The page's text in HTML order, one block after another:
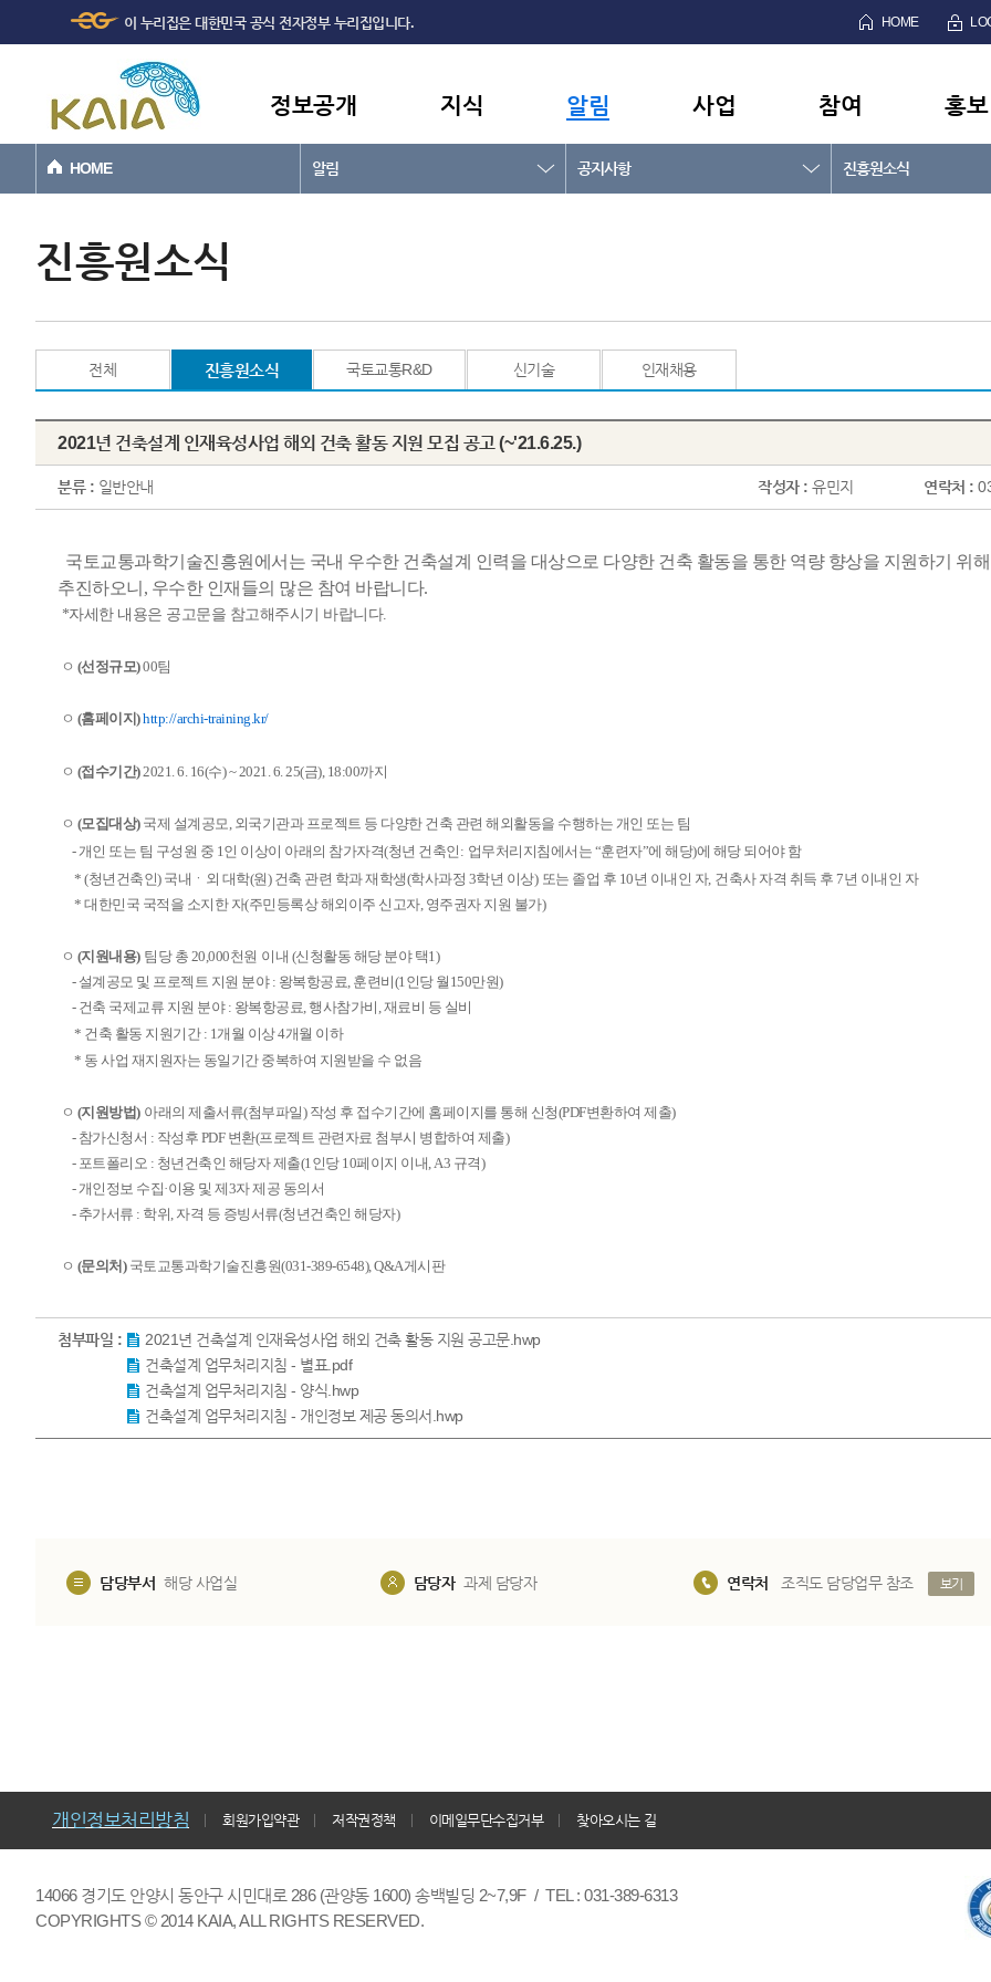
본문바로가기
이 누리집은 대한민국 공식 전자정부 누리집입니다. HOME
정보공개 지식 알림 사업 참여 홍보
HOME 알림 공지사항 진흥원소식
진흥원소식
전체 진흥원소식 국토교통R&D 신기술 인재채용
2021년 건축설계 인재육성사업 해외 건축 활동 지원 모집 공고 (~'21.6.25.)
분류 : 일반안내 작성자 : 유민지 연락처 :
국토교통과학기술진흥원에서는 국내 우수한 건축설계 인력을 대상으로 다양한 건축 활동을 통한 역량 향상을 지원하기 위
추진하오니, 우수한 인재들의 많은 참여 바랍니다.
*자세한 내용은 공고문을 참고해주시기 바랍니다.
ㅇ (선정규모)00팀
ㅇ (홈페이지)http://archi-training.kr/
ㅇ (접수기간)2021. 6. 16(수) ~ 2021. 6. 25(금), 18:00까지
ㅇ (모집대상) 국제 설계공모, 외국기관과 프로젝트 등 다양한 건축 관련 해외활동을 수행하는 개인 또는 팀
-개인 또는 팀 구성원 중 1인 이상이 아래의 참가자격(청년 건축인 : 업무처리지침에서는 “훈련자”에 해당)에 해당 되어야 함
* (청년건축인) 국내 ㆍ 외 대학(원) 건축 관련 학과 재학생(학사과정 3학년 이상) 또는 졸업 후 10년 이내인 자, 건축사 자격 취득 후 7년 이내인 자
* 대한민국 국적을 소지한 자(주민등록상 해외이주 신고자, 영주권자 지원 불가)
ㅇ (지원내용) 팀당 총 20,000천원 이내 (신청활동 해당 분야 택1)
- 설계공모 및 프로젝트 지원 분야 : 왕복항공료, 훈련비(1인당 월150만원)
- 건축 국제교류 지원 분야 : 왕복항공료,행사참가비, 재료비 등 실비
* 건축 활동 지원기간 : 1개월 이상4개월 이하
* 동 사업 재지원자는 동일기간 중복하여 지원받을 수 없음
ㅇ (지원방법) 아래의 제출서류(첨부파일) 작성 후 접수기간에 홈페이지를 통해 신청(PDF변환하여 제출)
- 참가신청서 : 작성후 PDF 변환(프로젝트 관련자료 첨부시 병합하여 제출)
- 포트폴리오 : 청년건축인 해당자 제출(1인당 10페이지 이내, A3 규격)
- 개인정보 수집·이용 및 제3자 제공 동의서
- 추가서류 : 학위, 자격 등 증빙서류(청년건축인 해당자)
ㅇ (문의처)국토교통과학기술진흥원(031-389-6548), Q&A게시판
첨부파일 :
2021년 건축설계 인재육성사업 해외 건축 활동 지원 공고문.hwp
건축설계 업무처리지침 - 별표.pdf
건축설계 업무처리지침 - 양식.hwp
건축설계 업무처리지침 - 개인정보 제공 동의서.hwp
담당부서 해당 사업실 담당자 과제 담당자 연락처 조직도 담당업무 참조 보기
개인정보처리방침 회원가입약관 저작권정책 이메일무단수집거부 찾아오시는 길
14066 경기도 안양시 동안구 시민대로 286 (관양동 1600) 송백빌딩 2~7,9F / TEL : 031-389-6313
COPYRIGHTS © 2014 KAIA, ALL RIGHTS RESERVED.